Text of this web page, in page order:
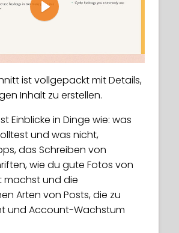
Algorithm! Not to fear, Erika
for you in this lesson and
the rules of engagement on
in numbers, optimum post
type and & learn who
is through ‘insights and
how it sounds, it’s not as
may think!
included
Play
ist vollgepackt mit Details,
Inhalt zu erstellen.
Einblicke in Dinge wie: was
und was nicht,
das Schreiben von
wie du gute Fotos von
machst und die
Arten von Posts, die zu
und Account-Wachstum